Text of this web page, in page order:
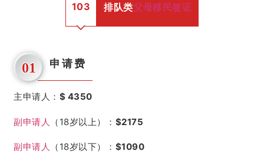
103 排队类父母移民签证
01 申请费
主申请人： $ 4350
副申请人 （18岁以上）： $2175
副申请人 （18岁以下）： $1090